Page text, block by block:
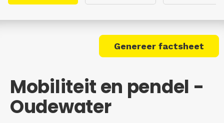
Genereer factsheet
Mobiliteit en pendel -
Oudewater